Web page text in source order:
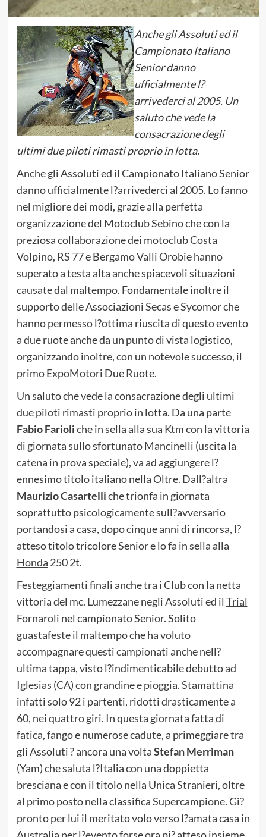
Anche gli Assoluti ed il
Campionato Italiano
Senior danno
ufficialmente l?
arrivederci al 2005. Un
saluto che vede la
consacrazione degli
ultimi due piloti rimasti proprio in lotta.
Anche gli Assoluti ed il Campionato Italiano Senior
danno ufficialmente l?arrivederci al 2005. Lo fanno
nel migliore dei modi, grazie alla perfetta
organizzazione del Motoclub Sebino che con la
preziosa collaborazione dei motoclub Costa
Volpino, RS 77 e Bergamo Valli Orobie hanno
superato a testa alta anche spiacevoli situazioni
causate dal maltempo. Fondamentale inoltre il
supporto delle Associazioni Secas e Sycomor che
hanno permesso l?ottima riuscita di questo evento
a due ruote anche da un punto di vista logistico,
organizzando inoltre, con un notevole successo, il
primo ExpoMotori Due Ruote.
Un saluto che vede la consacrazione degli ultimi
due piloti rimasti proprio in lotta. Da una parte
Fabio Farioliche in sella alla sua Ktmcon la vittoria
di giornata sullo sfortunato Mancinelli (uscita la
catena in prova speciale), va ad aggiungere l?
ennesimo titolo italiano nella Oltre. Dall?altra
Maurizio Casartelliche trionfa in giornata
soprattutto psicologicamente sull?avversario
portandosi a casa, dopo cinque anni di rincorsa, l?
atteso titolo tricolore Senior e lo fa in sella alla
Honda 250 2t.
Festeggiamenti finali anche tra i Club con la netta
vittoria del mc. Lumezzane negli Assoluti ed il Trial
Fornaroli nel campionato Senior. Solito
guastafeste il maltempo che ha voluto
accompagnare questi campionati anche nell?
ultima tappa, visto l?indimenticabile debutto ad
Iglesias (CA) con grandine e pioggia. Stamattina
infatti solo 92 i partenti, ridotti drasticamente a
60, nei quattro giri. In questa giornata fatta di
fatica, fango e numerose cadute, a primeggiare tra
gli Assoluti ? ancora una voltaStefan Merriman
(Yam) che saluta l?Italia con una doppietta
bresciana e con il titolo nella Unica Stranieri, oltre
al primo posto nella classifica Supercampione. Gi?
pronto per lui il meritato volo verso l?amata casa in